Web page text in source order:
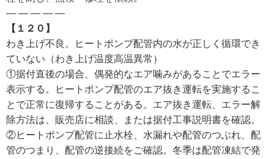
— — — — —
【１２０】
わき上げ不良。ヒートポンプ配管内の水が正しく循環でき
ていない（わき上げ温度高温異常）
①据付直後の場合、偶発的なエア噛みがあることでエラー
表示する。ヒートポンプ配管のエア抜き運転を実施するこ
とで正常に復帰することがある。エア抜き運転、エラー解
除方法は、販売店に相談、または据付工事説明書を確認。
②ヒートポンプ配管に止水栓、水漏れや配管のつぶれ、配
管のつまり、配管の逆接続をご確認。冬季は配管凍結で発